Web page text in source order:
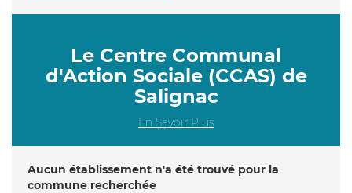
Le Centre Communal
d'Action Sociale (CCAS) de
Salignac
En Savoir Plus
Aucun établissement n'a été trouvé pour la
commune recherchée